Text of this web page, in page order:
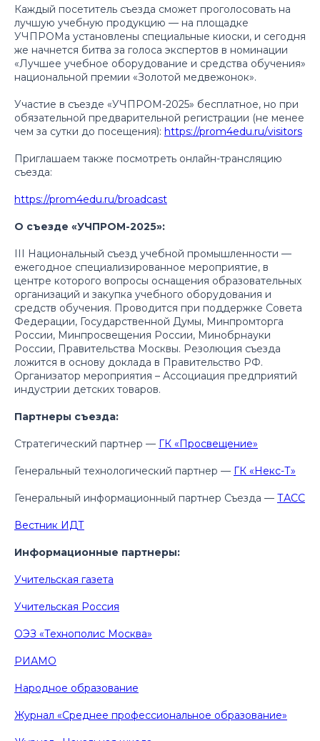
Каждый посетитель съезда сможет проголосовать на
лучшую учебную продукцию — на площадке
УЧПРОМа установлены специальные киоски, и сегодня
же начнется битва за голоса экспертов в номинации
«Лучшее учебное оборудование и средства обучения»
национальной премии «Золотой медвежонок».
Участие в съезде «УЧПРОМ-2025» бесплатное, но при
обязательной предварительной регистрации (не менее
чем за сутки до посещения): https://prom4edu.ru/visitors
Приглашаем также посмотреть онлайн-трансляцию
съезда:
https://prom4edu.ru/broadcast
О съезде «УЧПРОМ-2025»:
III Национальный съезд учебной промышленности —
ежегодное специализированное мероприятие, в
центре которого вопросы оснащения образовательных
организаций и закупка учебного оборудования и
средств обучения. Проводится при поддержке Совета
Федерации, Государственной Думы, Минпромторга
России, Минпросвещения России, Минобрнауки
России, Правительства Москвы. Резолюция съезда
ложится в основу доклада в Правительство РФ.
Организатор мероприятия – Ассоциация предприятий
индустрии детских товаров.
Партнеры съезда:
Стратегический партнер — ГК «Просвещение»
Генеральный технологический партнер — ГК «Некс-Т»
Генеральный информационный партнер Съезда — ТАСС
Вестник ИДТ
Информационные партнеры:
Учительская газета
Учительская Россия
ОЭЗ «Технополис Москва»
РИАМО
Народное образование
Журнал «Среднее профессиональное образование»